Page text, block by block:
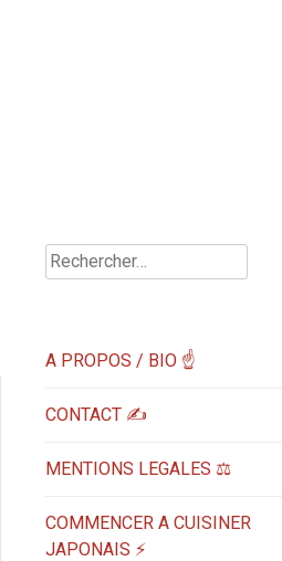
Rechercher :
A PROPOS / BIO ☝
CONTACT ✍️
MENTIONS LEGALES ⚖️
COMMENCER A CUISINER
JAPONAIS ⚡